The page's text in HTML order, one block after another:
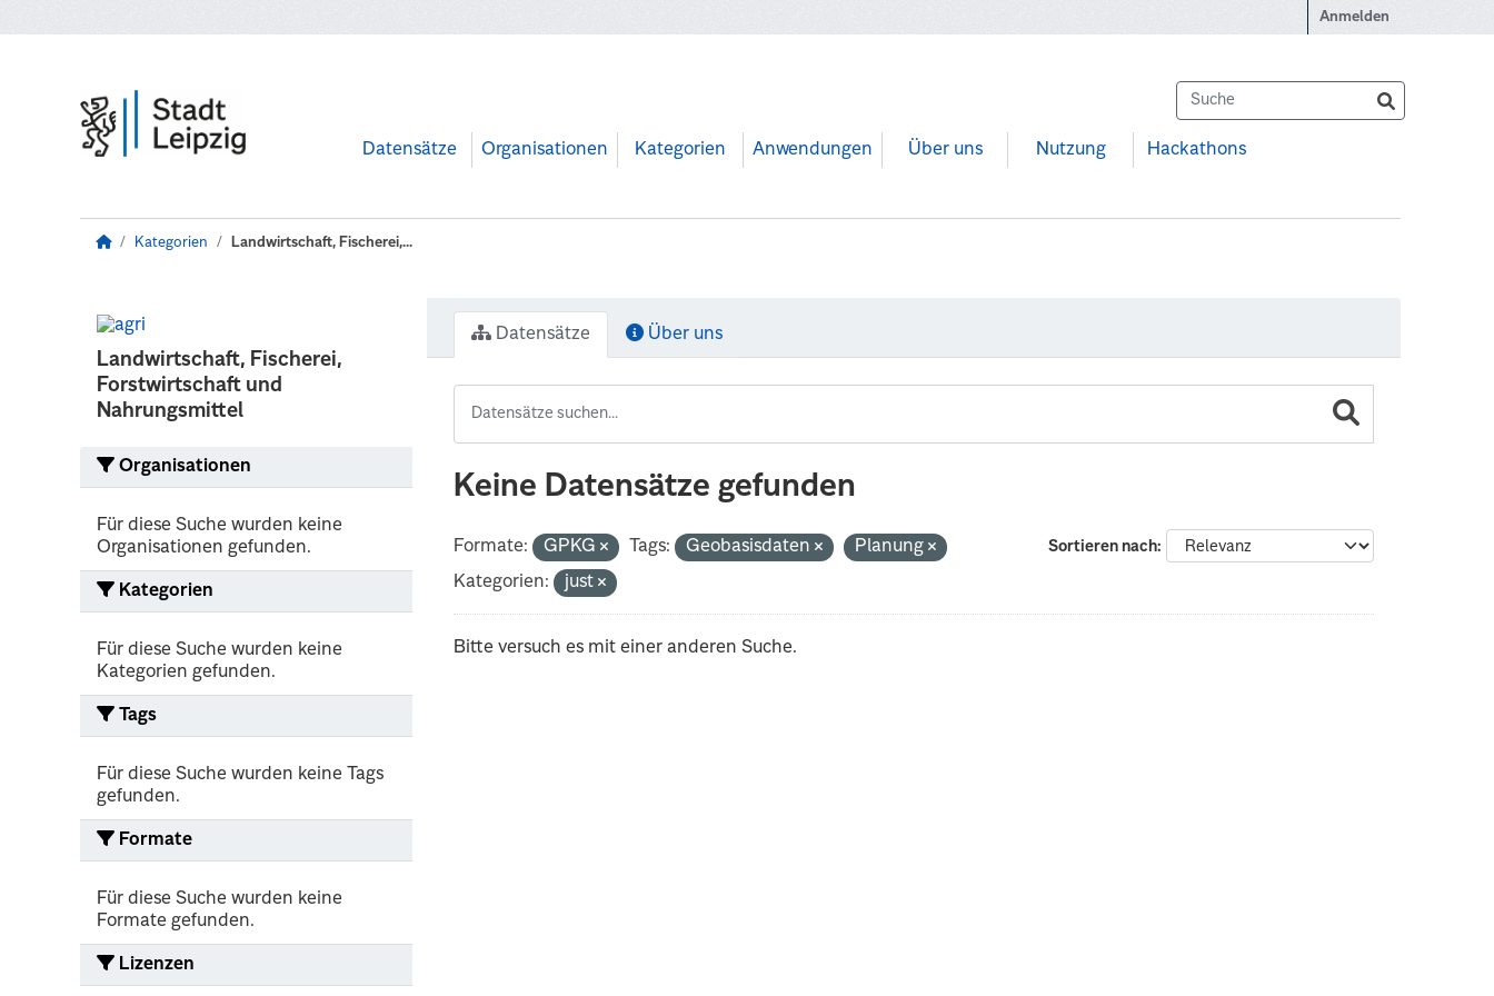
Anmelden
Datensätze Organisationen Kategorien Anwendungen Über uns Nutzung Hackathons
Kategorien Landwirtschaft, Fischerei,...
Landwirtschaft, Fischerei,
Forstwirtschaft und
Nahrungsmittel
Organisationen
Für diese Suche wurden keine
Organisationen gefunden.
Kategorien
Für diese Suche wurden keine
Kategorien gefunden.
Tags
Für diese Suche wurden keine Tags
gefunden.
Formate
Für diese Suche wurden keine
Formate gefunden.
Lizenzen
Datensätze Über uns
Keine Datensätze gefunden
Sortieren nach
Formate: GPKG Tags: Geobasisdaten
Planung
Kategorien:
just
Bitte versuch es mit einer anderen Suche.